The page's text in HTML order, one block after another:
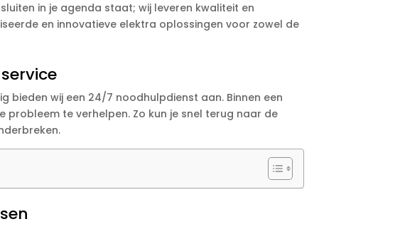
in je agenda staat; wij leveren kwaliteit en
en innovatieve elektra oplossingen voor zowel de
bieden wij een 24/7 noodhulpdienst aan. Binnen een
probleem te verhelpen. Zo kun je snel terug naar de